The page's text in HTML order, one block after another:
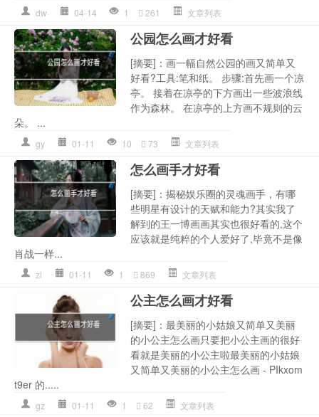
dw 04-14 1 261 文章列表
公园怎么画才好看
[摘要]：画一幅自然公园的画又简单又
好看?工具:笔和纸。 步骤:首先画一个凉
亭。 接着在凉亭的下方画出一些波浪线
作为森林。 在凉亭的上方画不规则的云
朵。 ...
gy 01-11 10 73 文章列表
怎么画手才好看
[摘要]：揭秘娱乐圈的灵魂画手，有哪
些明星有设计的天赋和能力?其实我了
解到的王一博画画其实也很好看的,这个
应该就是纯粹的个人爱好了,毕竟不是像
肖战一样...
zl 01-11 1 869 文章列表
公主怎么画才好看
[摘要]：最美丽的小姑娘又简单又美丽
的小公主怎么画只要把小公主画的很好
看就是美丽的小公主啦最美丽的小姑娘
又简单又美丽的小公主怎么画 - PIkxom
t9er 的.....
gz 01-11 1 62 文章列表